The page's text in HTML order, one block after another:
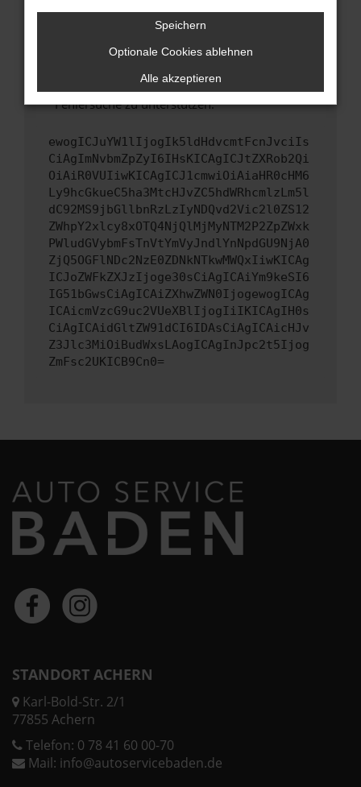
Wende dich an den Webseitenbetreiber.
Wenn du alle oben genannten Schritte versucht
hast, kontaktiere uns bitte. Wir werden
uns diesen Text schicken, um uns bei der
Fehlersuche zu unterstützen:
ewogICJuYW1lIjogIk5ldHdvcmtFcnJvciIs
CiAgImNvbmZpZyI6IHsKICAgICJtZXRob2Qi
OiAiR0VUIiwKICAgICJ1cmwiOiAiaHR0cHM6
Ly9hcGkueC5ha3MtcHJvZC5hdWRhcmlzLm5l
dC92MS9jbGllbnRzLzIyNDQvd2Vic2l0ZS12
ZWhpY2xlcy8xOTQ4NjQlMjMyNTM2P2ZpZWxk
PWludGVybmFsTnVtYmVyJndlYnNpdGU9NjA0
ZjQ5OGFlNDc2NzE0ZDNkNTkwMWQxIiwKICAg
ICJoZWFkZXJzIjoge30sCiAgICAiYm9keSI6
IG51bGwsCiAgICAiZXhwZWN0IjogewogICAg
ICAicmVzcG9uc2VUeXBlIjogIiIKICAgIH0s
CiAgICAidGltZW91dCI6IDAsCiAgICAicHJv
Z3Jlc3MiOiBudWxsLAogICAgInJpc2t5Ijog
ZmFsc2UKICB9Cn0=
STANDORT ACHERN
Karl-Bold-Str. 2/1
77855 Achern
Telefon: 0 78 41 60 00-70
Mail: info@autoservicebaden.de
Speichern
Optionale Cookies ablehnen
Alle akzeptieren